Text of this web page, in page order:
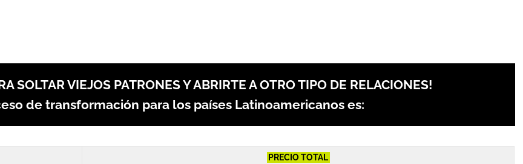
SOLTAR VIEJOS PATRONES Y ABRIRTE A OTRO TIPO DE RELACIONES!
de transformación para los países Latinoamericanos es:
PRECIO TOTAL